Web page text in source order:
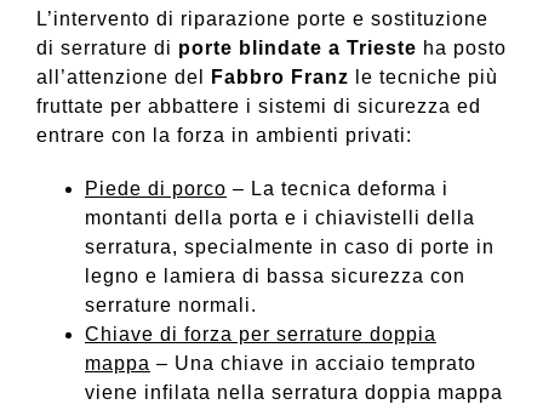
L’intervento di riparazione porte e sostituzione
di serrature di porte blindate a Trieste ha posto
all’attenzione del
Fabbro Franz le tecniche più
fruttate per abbattere i sistemi di sicurezza ed
entrare con la forza in ambienti privati:
Piede di porco – La tecnica deforma i
montanti della porta e i chiavistelli della
serratura, specialmente in caso di porte in
legno e lamiera di bassa sicurezza con
serrature normali.
Chiave di forza per serrature doppia
mappa – Una chiave in acciaio temprato
viene infilata nella serratura doppia mappa